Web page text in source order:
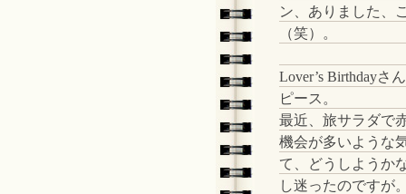
ン、ありました、
（笑）。
Lover’s Birthdayさ
ピース。
最近、旅サラダで
機会が多いような
て、どうしようか
し迷ったのですが